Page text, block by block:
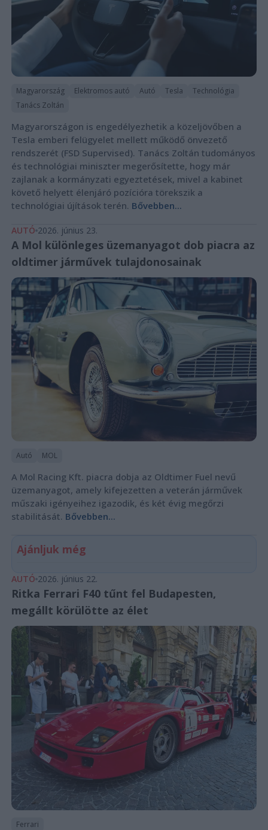
Magyarország Elektromos autó Autó Tesla
Technológia
Tanács Zoltán
Magyarországon is engedélyezhetik a közeljövőben a
Tesla emberi felügyelet mellett működő önvezető
rendszerét (FSD Supervised). Tanács Zoltán tudományos
és technológiai miniszter megerősítette, hogy már
zajlanak a kormányzati egyeztetések, mivel a kabinet
követő helyett élenjáró pozícióra törekszik a
technológiai újítások terén. Bővebben...
AUTÓ 2026. június 23.
A Mol különleges üzemanyagot dob piacra az
oldtimer járművek tulajdonosainak
Autó MOL
A Mol Racing Kft. piacra dobja az Oldtimer Fuel nevű
üzemanyagot, amely kifejezetten a veterán járművek
műszaki igényeihez igazodik, és két évig megőrzi
stabilitását. Bővebben...
Ajánljuk még
AUTÓ 2026. június 22.
Ritka Ferrari F40 tűnt fel Budapesten,
megállt körülötte az élet
Ferrari